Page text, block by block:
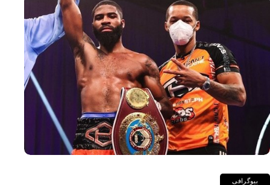
بیوگرافی